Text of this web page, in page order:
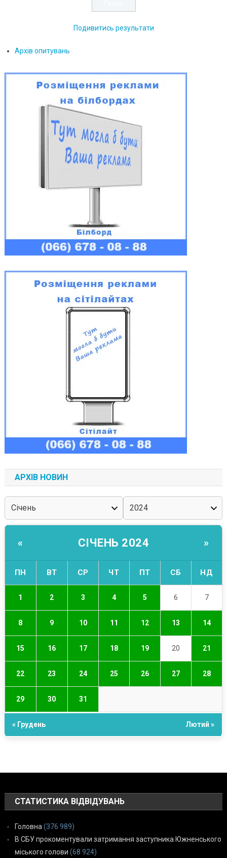
Подивитись результати
Архів опитувань
АРХІВ НОВИН
« СІЧЕНЬ 2024 »
ПН ВТ СР ЧТ ПТ СБ НД
1 2 3 4 5 6 7
8 9 10 11 12 13 14
15 16 17 18 19 20 21
22 23 24 25 26 27 28
29 30 31
« Грудень Лютий »
СТАТИСТИКА ВІДВІДУВАНЬ
Головна (376 989)
В СБУ прокоментували затримання заступника Южненського
міського голови (68 924)